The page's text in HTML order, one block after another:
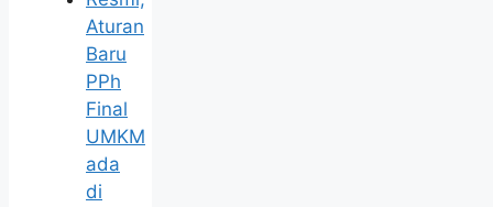
Aturan
Baru
PPh
Final
UMKM
ada
di